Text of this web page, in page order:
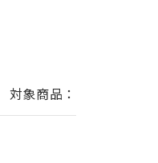
対象商品：